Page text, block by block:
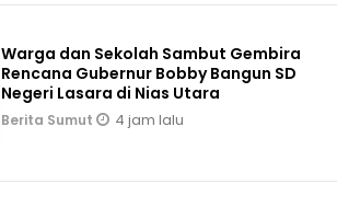
Warga dan Sekolah Sambut Gembira
Rencana Gubernur Bobby Bangun SD
Negeri Lasara di Nias Utara
Berita Sumut 4 jam lalu